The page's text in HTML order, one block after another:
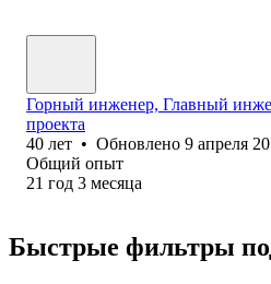
Горный инженер, Главный
проекта
40 лет • Обновлено 9 апреля
Общий опыт
21 год 3 месяца
Быстрые фильтры